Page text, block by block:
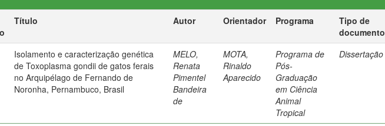
Título Autor Orientador Programa
Tipo de
documento
Isolamento e caracterização genética
de Toxoplasma gondii de gatos ferais
no Arquipélago de Fernando de
Noronha, Pernambuco, Brasil
MELO,
Renata
Pimentel
Bandeira
de
MOTA,
Rinaldo
Aparecido
Programa de
Pós-
Graduação
em Ciência
Animal
Tropical
Dissertação